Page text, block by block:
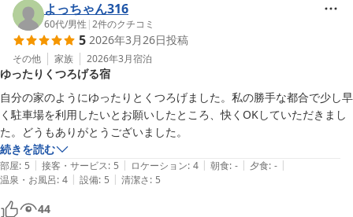
問題なくご利用いただけたとのことで安心いたしました。
私どもへの温かいお言葉をたくさん本当にありがとうございます。
またお会いできる日を心より楽しみにお待ちしております。
改めまして、この度のご利用誠にありがとうございました。
お部屋を綺麗にお使いくださり重ねてお礼申し上げます。(__)
お寛ぎいただき、心地よいお時間をお過ごしいただけたとのこと、
大変嬉しく何よりのお言葉
です。
いただきましたお言葉を励みに、これからも
心地よいお時間をお届けできるよう、努めてまいります。
またお目にかかれます日を、心よりお待ちしております。
改めてまして、この度のご利用誠にありがとう
ございました。
よっちゃん316
60代/男性 |2件のクチコミ
5 2026年3月26日投稿
その他 家族 2026年3月宿泊
ゆったりくつろげる宿
自分の家のようにゆったりとくつろげました。私の勝手な都合で少し早
く駐車場を利用したいとお願いしたところ、快くOKしていただきまし
た。どうもありがとうございました。
続きを読む
部屋: 5 | 接客・サービス: 5 | ロケーション: 4 | 朝食: - | 夕食: - |
温泉・お風呂: 4 | 設備: 5 | 清潔さ: 5
44